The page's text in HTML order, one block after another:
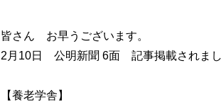
皆さん お早うございます。
2月10日 公明新聞 6面 記事掲載されまし
【養老学舎】